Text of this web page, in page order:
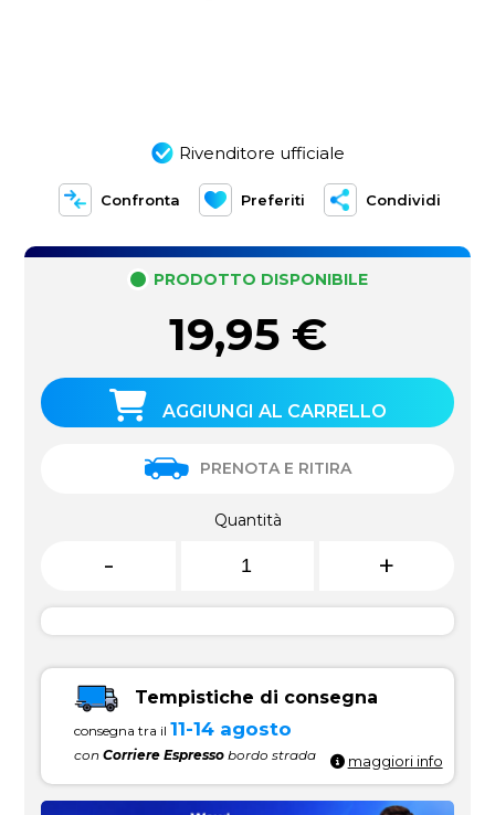
Rivenditore ufficiale
Confronta Preferiti Condividi
PRODOTTO DISPONIBILE
19,95 €
AGGIUNGI AL CARRELLO
PRENOTA E RITIRA
Quantità
- +
Tempistiche di consegna
consegna tra il 11-14 agosto
conCorriere Espresso bordo strada maggiori info